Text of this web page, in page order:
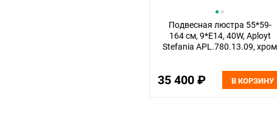
Подвесная люстра 55*59-
164 см, 9*E14, 40W, Aployt
Stefania APL.780.13.09, хром
35 400 ₽ В КОРЗИНУ